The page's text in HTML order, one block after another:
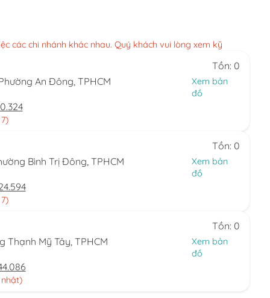
các chi nhánh khác nhau. Quý khách vui lòng xem kỹ
Tồn: 0
An Đông, TPHCM
Xem bản
đồ
Tồn: 0
Bình Trị Đông, TPHCM
Xem bản
đồ
Tồn: 0
Thạnh Mỹ Tây, TPHCM
Xem bản
đồ